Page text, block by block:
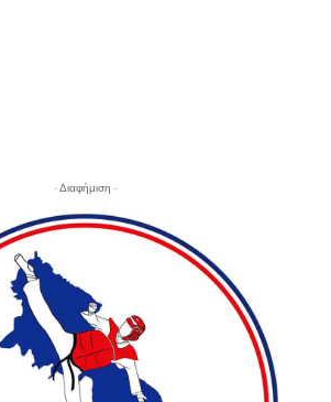
- Διαφήμιση -